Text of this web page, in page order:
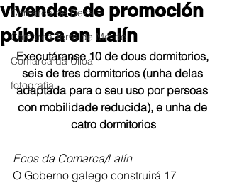
Comarca de Deza
Comarca Terra de Melide
Comarca da Ulloa
fotografía
vivendas de promoción
pública en Lalín
Executáranse 10 de dous dormitorios,
seis de tres dormitorios (unha delas
adaptada para o seu uso por persoas
con mobilidade reducida), e unha de
catro dormitorios
Ecos da Comarca/Lalín
O Goberno galego construirá 17